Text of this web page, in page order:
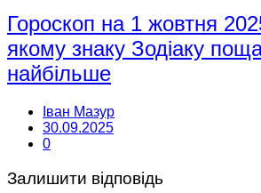
Гороскоп на 1 жовтня
якому знаку Зодіаку
найбільше
Іван Мазур
30.09.2025
0
Залишити відповідь